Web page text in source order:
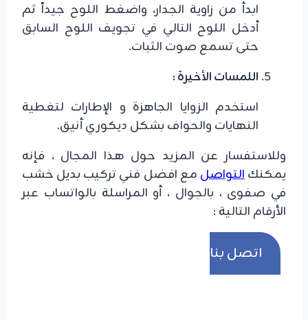
ابدأ من زاوية الجدار، واضغط اللوح جيداً ثم
أدخل اللوح التالي في تجويف اللوح السابق
حتى تسمع صوت الثبات.
​اللمسات الأخيرة :
استخدم الزوايا الجاهزة و الإطارات لتغطية
النهايات والحواف بشكل ديكوري أنيق.
وللاستفسار عن المزيد حول هذا المجال ، فإنه
يمكنكالتواصل مع افضل فني تركيب بديل خشب
في صفوى ، بالجوال ، أو المراسلة بالواتساب عبر
الأرقام التالية :
اتصل بنا